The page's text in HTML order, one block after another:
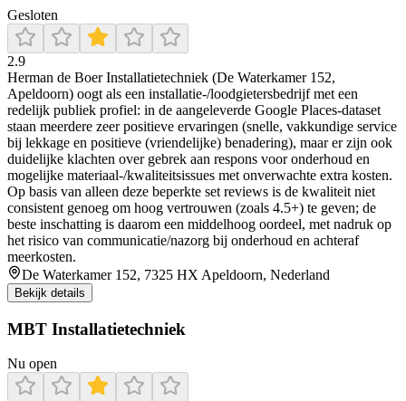
Gesloten
2.9
Herman de Boer Installatietechniek (De Waterkamer 152,
Apeldoorn) oogt als een installatie-/loodgietersbedrijf met een
redelijk publiek profiel: in de aangeleverde Google Places-dataset
staan meerdere zeer positieve ervaringen (snelle, vakkundige service
bij lekkage en positieve (vriendelijke) benadering), maar er zijn ook
duidelijke klachten over gebrek aan respons voor onderhoud en
mogelijke materiaal-/kwaliteitsissues met onverwachte extra kosten.
Op basis van alleen deze beperkte set reviews is de kwaliteit niet
consistent genoeg om hoog vertrouwen (zoals 4.5+) te geven; de
beste inschatting is daarom een middelhoog oordeel, met nadruk op
het risico van communicatie/nazorg bij onderhoud en achteraf
meerkosten.
De Waterkamer 152, 7325 HX Apeldoorn, Nederland
Bekijk details
MBT Installatietechniek
Nu open